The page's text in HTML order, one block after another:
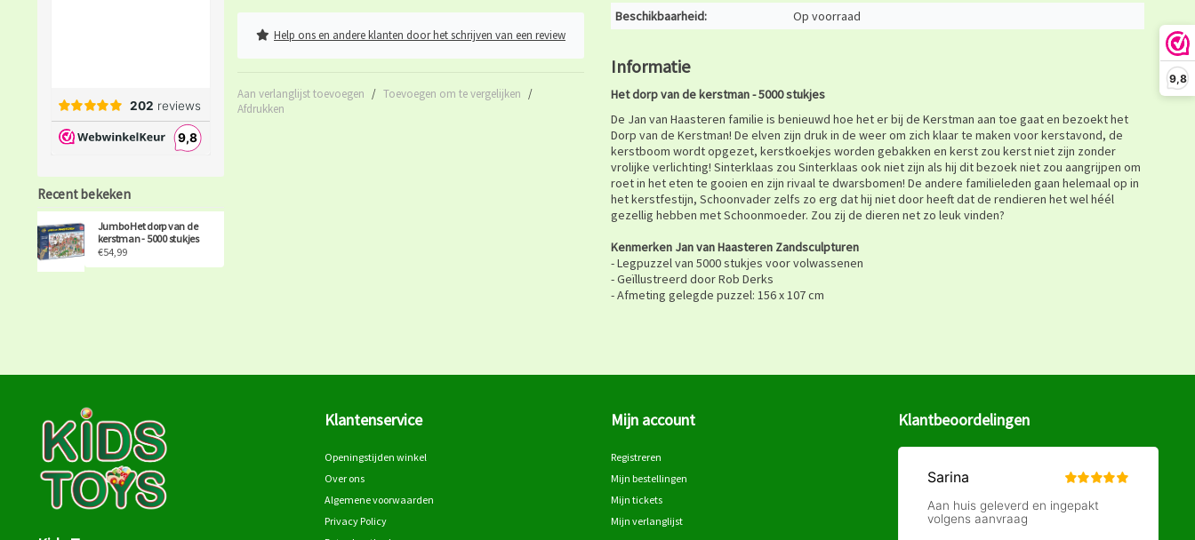
9,8
Recent bekeken
Jumbo Het dorp van de
kerstman - 5000 stukjes
€54,99
Help ons en andere klanten door het schrijven van een review
Aan verlanglijst toevoegen / Toevoegen om te vergelijken /
Afdrukken
Beschikbaarheid:
Op voorraad
Informatie
Het dorp van de kerstman - 5000 stukjes
De Jan van Haasteren familie is benieuwd hoe het er bij de Kerstman aan toe gaat en bezoekt het
Dorp van de Kerstman! De elven zijn druk in de weer om zich klaar te maken voor kerstavond, de
kerstboom wordt opgezet, kerstkoekjes worden gebakken en kerst zou kerst niet zijn zonder
vrolijke verlichting! Sinterklaas zou Sinterklaas ook niet zijn als hij dit bezoek niet zou aangrijpen om
roet in het eten te gooien en zijn rivaal te dwarsbomen! De andere familieleden gaan helemaal op in
het kerstfestijn, Schoonvader zelfs zo erg dat hij niet door heeft dat de rendieren het wel héél
gezellig hebben met Schoonmoeder. Zou zij de dieren net zo leuk vinden?
Kenmerken Jan van Haasteren Zandsculpturen
- Legpuzzel van 5000 stukjes voor volwassenen
- Geïllustreerd door Rob Derks
- Afmeting gelegde puzzel: 156 x 107 cm
Klantenservice
Openingstijden winkel
Over ons
Algemene voorwaarden
Privacy Policy
Mijn account
Registreren
Mijn bestellingen
Mijn tickets
Mijn verlanglijst
Klantbeoordelingen